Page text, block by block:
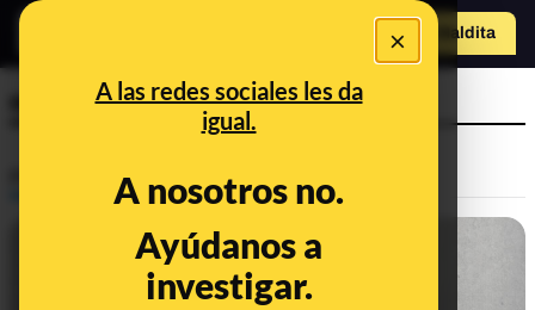
×
A las redes sociales les da
igual.
A nosotros no.
Ayúdanos a
investigar.
Hazte Maldito
a
emociones